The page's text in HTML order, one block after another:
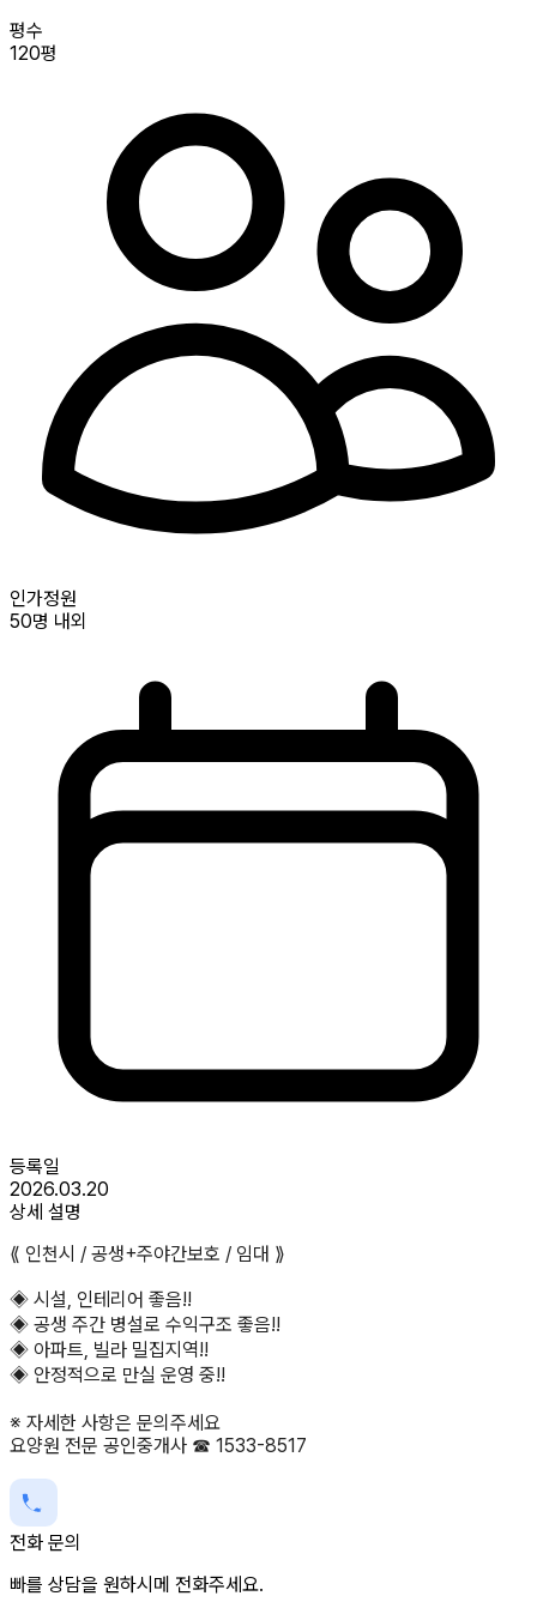
평수
120평
인가정원
50명 내외
등록일
2026.03.20
상세 설명
⟪ 인천시 / 공생+주야간보호 / 임대 ⟫
◈ 시설, 인테리어 좋음!!
◈ 공생 주간 병설로 수익구조 좋음!!
◈ 아파트, 빌라 밀집지역!!
◈ 안정적으로 만실 운영 중!!
※ 자세한 사항은 문의주세요
요양원 전문 공인중개사 ☎ 1533-8517
전화 문의
빠를 상담을 원하시메 전화주세요.